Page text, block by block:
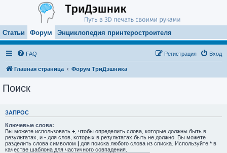
Статьи Форум Энциклопедия принтеростроителя
FAQ Вход
Регистрация
Главная страница Форум ТриДэшника
Поиск
ЗАПРОС
Ключевые слова:
Вы можете использовать + , чтобы определить слова, которые должны быть в
результатах, и - для слов, которых в результатах быть не должно. Вы можете
разделить слова символом | для поиска любого слова из списка. Используйте * в
качестве шаблона для частичного совпадения.